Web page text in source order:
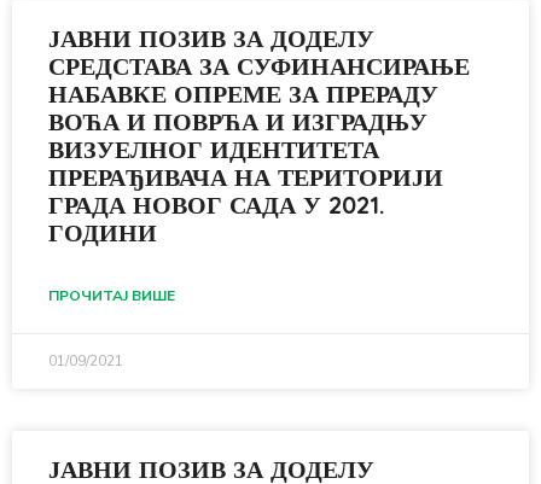
ЈАВНИ ПОЗИВ ЗА ДОДЕЛУ
СРЕДСТАВА ЗА СУФИНАНСИРАЊЕ
НАБАВКЕ ОПРЕМЕ ЗА ПРЕРАДУ
ВОЋА И ПОВРЋА И ИЗГРАДЊУ
ВИЗУЕЛНОГ ИДЕНТИТЕТА
ПРЕРАЂИВАЧА НА ТЕРИТОРИЈИ
ГРАДА НОВОГ САДА У 2021.
ГОДИНИ
ПРОЧИТАЈ ВИШЕ
01/09/2021
ЈАВНИ ПОЗИВ ЗА ДОДЕЛУ